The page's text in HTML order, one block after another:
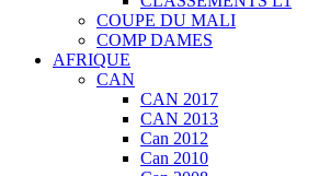
COUPE DU MALI
COMP DAMES
AFRIQUE
CAN
CAN 2017
CAN 2013
Can 2012
Can 2010